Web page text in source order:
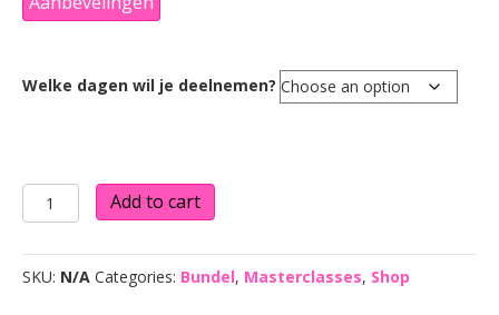
Welke dagen wil je deelnemen?
Lente
Masterclass
quantity
Add to cart
SKU: N/A Categories: Bundel, Masterclasses, Shop